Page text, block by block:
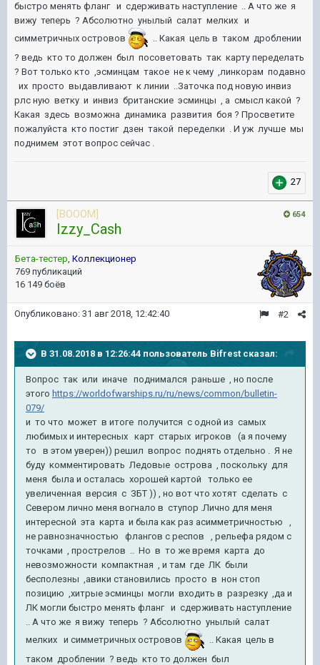
быстро менять фланг и сдерживать наступление .. А что же я
вижу теперь ? Абсолютно унылый салат мелких и
симметричных островов
.. Какая цель в таком дроблении
? ведь кто то должен был посоветовать так карту переделать
? Вот только кто ,эсминцам такое не к чему ,линкорам подавно
их просто выдавливают к линии ..Заточка под новую инвиз
рлс ную ветку и инвиз британские эсминцы , а смысл какой ?
Какая здесь возможна динамика развития боя ? Просветите
пожалуйста кто постиг дзен такой переделки . И уж лучше мы
поднимем этот вопрос сейчас .
27
654
[BOOOM]
Izzy_Cash
Бета-тестер, Коллекционер
769 публикаций
16 149 боёв
#2
Опубликовано: 31 авг 2018, 12:42:40
В 31.08.2018 в 12:26:44 пользователь Bifrest сказал:
Вопрос так или иначе поднимался раньше , но после
этого https://worldofwarships.ru/ru/news/common/bulletin-
079/
и то что может в итоге получится с одной из самых
любимых и интересных карт старых игроков (а я почему
то в этом уверен)) решил вопрос поднять отдельно . Я не
буду комментировать Ледовые острова , поскольку для
меня была и осталась хорошей картой только ее
увеличенная версия с ЗБТ )) , но вот что хотят сделать с
Севером лично меня вогнало в ступор .Лично для меня
интересной эта карта и была как раз асимметричностью ,
не равнозначностью флангов с респов , рельефа рядом с
точками , прострелов .. Но в то же время карта до
невозможности компактная , и там где ЛК были
бесполезны ,авики становились просто в нон стоп
позицию ,хитрые эсминцы могли входить в разрезку ,да и
ЛК могли быстро менять фланг и сдерживать наступление
.. А что же я вижу теперь ? Абсолютно унылый салат
мелких и симметричных островов
.. Какая цель в
таком дроблении ? ведь кто то должен был